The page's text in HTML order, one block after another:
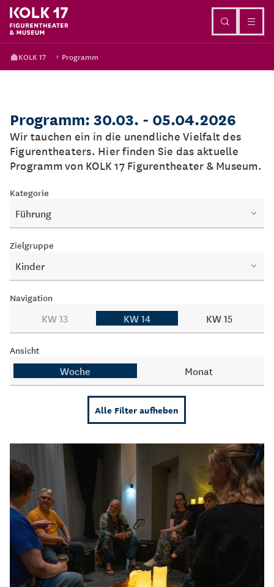
KOLK 17 Programm
Programm: 30.03. - 05.04.2026
Wir tauchen ein in die unendliche Vielfalt des
Figurentheaters. Hier finden Sie das aktuelle
Programm von KOLK 17 Figurentheater & Museum.
Kategorie
Führung
Zielgruppe
Kinder
Navigation
KW 13 KW 14 KW 15
Ansicht
Woche Monat
Alle Filter aufheben